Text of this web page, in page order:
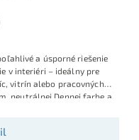
a úsporné riešenie
v interiéri – ideálny pre
vitrín alebo pracovných
neutrálnej Dennej farbe a
LED pásiky